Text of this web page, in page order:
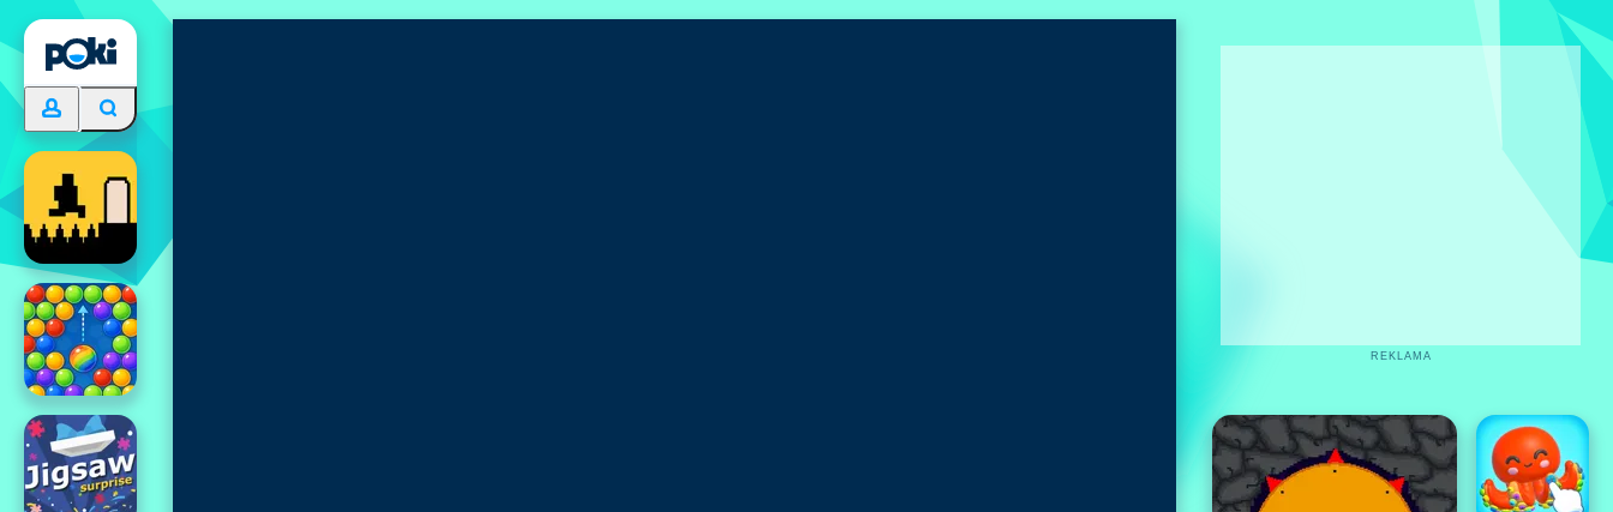
REKLAMA